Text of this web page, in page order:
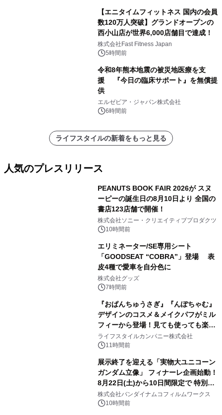
【エニタイムフィットネス 国内の会員
数120万人突破】グランドオープンの
西小山店が世界6,000店舗目で達成！
株式会社Fast Fitness Japan
5時間前
令和8年熊本地震の被災地医療を支
援 『今日の臨床サポート』を無償提
供
エルゼビア・ジャパン株式会社
6時間前
ライフスタイルの新着をもっと見る
人気のプレスリリース
PEANUTS BOOK FAIR 2026が スヌ
ーピーの誕生日の8月10日より 全国の
書店123店舗で開催！
株式会社ソニー・クリエイティブプロダクツ
10時間前
エリミネーター/SE専用シート
「GOODSEAT “COBRA”」登場 表
皮4種で愛車を自分色に
株式会社グッズ
7時間前
『おぱんちゅうさぎ』『んぽちゃむ』
デザインのコスメ＆メイクパフがミル
フィーから登場！見ても使っても楽し
い、ポップでキュートなコレクショ
ン。
ライフスタイルカンパニー株式会社
11時間前
展示終了を迎える「実物大ユニコーン
ガンダム立像」 フィナーレ企画始動！
8月22日(土)から10日間限定で 特別映
像『UNICORN GUNDAM Statue ―
BEYOND POSSIBILITY ―』を上映！
株式会社バンダイナムコフィルムワークス
10時間前